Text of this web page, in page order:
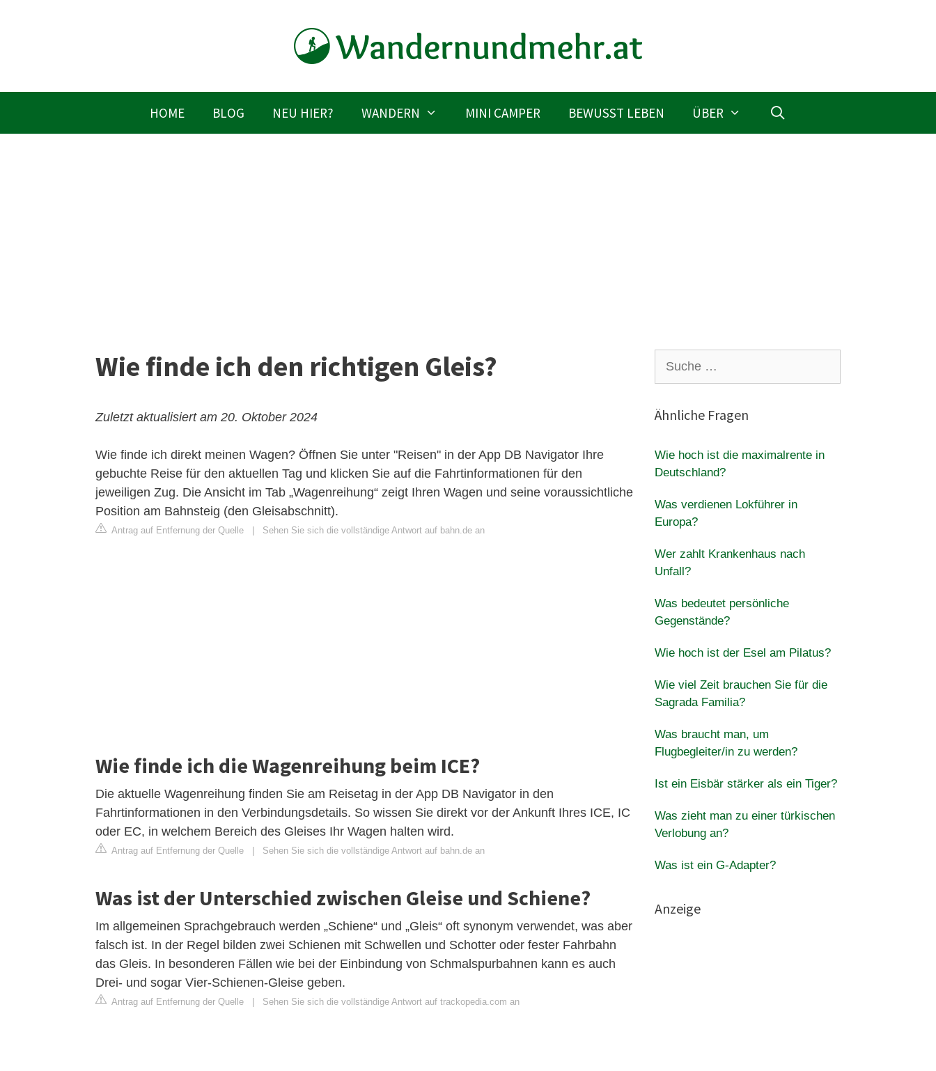
HOME BLOG NEU HIER? WANDERN MINI CAMPER BEWUSST LEBEN ÜBER
Wie finde ich den richtigen Gleis?
Zuletzt aktualisiert am 20. Oktober 2024
Wie finde ich direkt meinen Wagen? Öffnen Sie unter "Reisen" in der App DB Navigator Ihre
gebuchte Reise für den aktuellen Tag und klicken Sie auf die Fahrtinformationen für den
jeweiligen Zug. Die Ansicht im Tab „Wagenreihung“ zeigt Ihren Wagen und seine voraussichtliche
Position am Bahnsteig (den Gleisabschnitt).
Antrag auf Entfernung der Quelle Sehen Sie sich die vollständige Antwort auf bahn.de an
Wie finde ich die Wagenreihung beim ICE?
Die aktuelle Wagenreihung finden Sie am Reisetag in der App DB Navigator in den
Fahrtinformationen in den Verbindungsdetails. So wissen Sie direkt vor der Ankunft Ihres ICE, IC
oder EC, in welchem Bereich des Gleises Ihr Wagen halten wird.
Antrag auf Entfernung der Quelle Sehen Sie sich die vollständige Antwort auf bahn.de an
Was ist der Unterschied zwischen Gleise und Schiene?
Im allgemeinen Sprachgebrauch werden „Schiene“ und „Gleis“ oft synonym verwendet, was aber
falsch ist. In der Regel bilden zwei Schienen mit Schwellen und Schotter oder fester Fahrbahn
das Gleis. In besonderen Fällen wie bei der Einbindung von Schmalspurbahnen kann es auch
Drei- und sogar Vier-Schienen-Gleise geben.
Antrag auf Entfernung der Quelle Sehen Sie sich die vollständige Antwort auf trackopedia.com an
nach:
Ähnliche Fragen
Wie hoch ist die maximalrente in
Deutschland?
Was verdienen Lokführer in
Europa?
Wer zahlt Krankenhaus nach
Unfall?
Was bedeutet persönliche
Gegenstände?
Wie hoch ist der Esel am Pilatus?
Wie viel Zeit brauchen Sie für die
Sagrada Familia?
Was braucht man, um
Flugbegleiter/in zu werden?
Ist ein Eisbär stärker als ein Tiger?
Was zieht man zu einer türkischen
Verlobung an?
Was ist ein G-Adapter?
Anzeige